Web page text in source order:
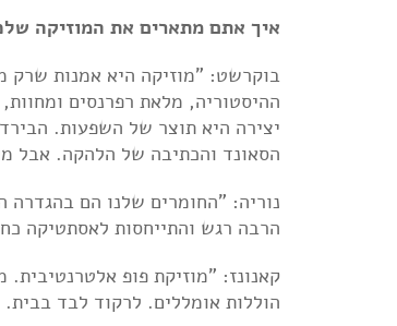
איך אתם מתארים את המוזיקה
בוקרשט: "מוזיקה היא אמנות שרק
יצירה היא תוצר של השפעות.
הסאונד והכתיבה של הלהקה. אבל
נוריה: "החומרים שלנו הם
הרבה רגש והתייחסות לאסתטיקה
קאנונז: "מוזיקת פופ אלטרנטיבית.
הוללות אומללים. לרקוד לבד